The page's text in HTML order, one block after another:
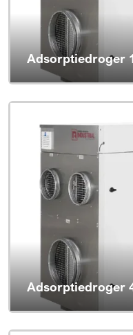
Adsorptiedroger
Adsorptiedroger